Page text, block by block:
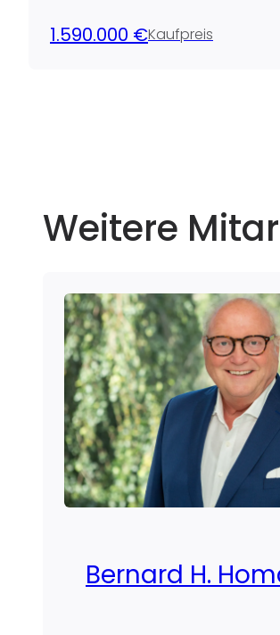
1.590.000 €Kaufpreis
Weitere
Bernard H.